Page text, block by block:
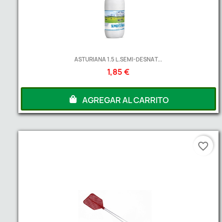
ASTURIANA 1.5 L.SEMI-DESNAT...
1,85 €
AGREGAR AL CARRITO
favorite_border